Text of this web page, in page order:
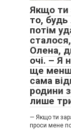
Якщо ти
то, будь
потім
Олена,
очі. – Я
ще
сама
родини
лише
— Якщо ти
проси мене